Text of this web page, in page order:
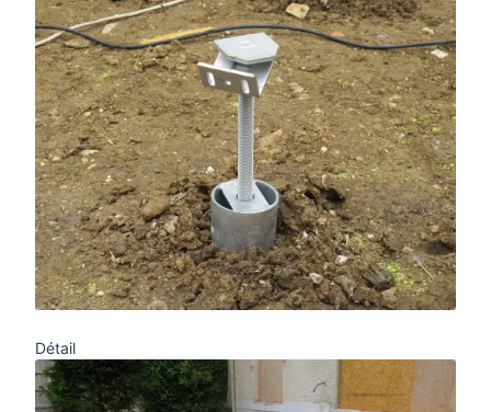
Détail